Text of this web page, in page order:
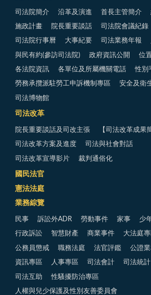
司法院簡介 沿革及演進 首長主管簡介
施政計畫 院長重要談話 司法院會議紀錄
司法院行事曆 大事紀要 司法業務年報
與民有約(參訪司法院) 政府資訊公開 位
各法院資訊 各單位及所屬機關電話 性別
勞務承攬派駐勞工申訴機制專區 安全及衛
司法博物館
司法改革
院長重要談話及司改主張 【司法改革成果
司法改革方案及進度 司法與社會對話
司法改革宣導影片 裁判通俗化
國民法官
憲法法庭
業務綜覽
民事 訴訟外ADR 勞動事件 家事 少
行政訴訟 智慧財產 商業事件 大法庭
公務員懲戒 職務法庭 法官評鑑 公證
資訊專區 人事專區 司法會計 司法統計
司法互助 性騷擾防治專區
人權與兒少保護及性別友善委員會